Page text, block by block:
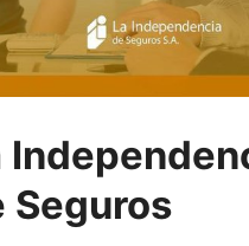
Seguros